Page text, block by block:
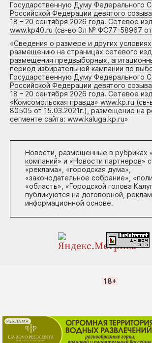
Государственную Думу Федерального
Российской Федерации девятого
18 – 20 сентября 2026 года. Сетевое
www.kp40.ru (св-во Эл № ФС77-58967 от
«Сведения о размере и других
размещению на страницах сетевого
размещения предвыборных,
период избирательной кампании по
Государственную Думу Федерального
Российской Федерации девятого
18 – 20 сентября 2026 года. Сетевое
«Комсомольская правда» www.kp.ru
80505 от 15.03.2021г.), размещение на
сегменте сайта: www.kaluga.kp.ru»
Новости, размещенные в рубриках
компаний» и «Новости партнеров»
«реклама», «городская дума»,
«законодательное собрание»,
«область», «Городской голова
публикуются на договорной,
информационной основе.
18+
РЕКЛАМА